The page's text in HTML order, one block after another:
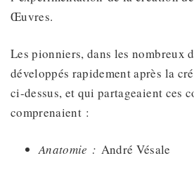
Œuvres.
Les pionniers, dans les nombreux
développés rapidement après la
ci-dessus, et qui partageaient ces
comprenaient :
Anatomie : André Vésale